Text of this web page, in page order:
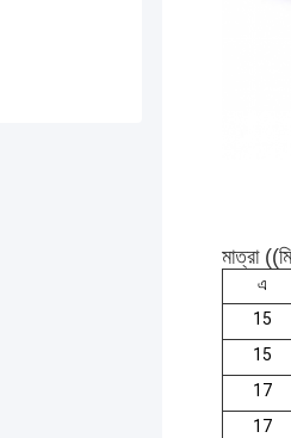
মাত্রা
এ
15
15
17
17